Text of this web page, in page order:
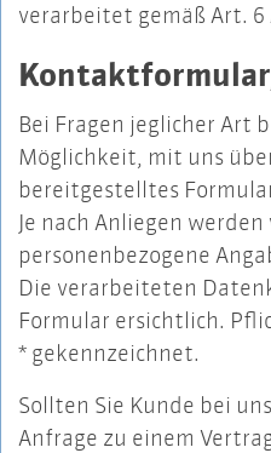
verarbeitet gemäß Art. 6
Bei Fragen jeglicher Art
Möglichkeit, mit uns
bereitgestelltes
Je nach Anliegen
personenbezogene
Die verarbeiteten
Formular ersichtlich.
* gekennzeichnet.
Sollten Sie Kunde bei
Anfrage zu einem